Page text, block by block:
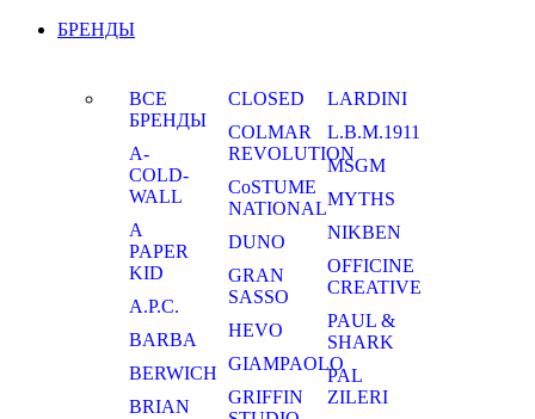
БРЕНДЫ
ВСЕ
БРЕНДЫ
A-
COLD-
WALL
A
PAPER
KID
A.P.C.
BARBA
BERWICH
BRIAN
CLOSED
COLMAR
REVOLUTION
CoSTUME
NATIONAL
DUNO
GRAN
SASSO
HEVO
GIAMPAOLO
GRIFFIN
LARDINI
L.B.M.1911
MSGM
MYTHS
NIKBEN
OFFICINE
CREATIVE
PAUL &
SHARK
PAL
ZILERI